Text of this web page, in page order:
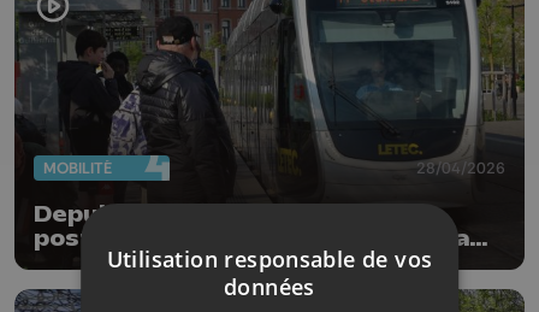
MOBILITÉ 28/04/2026
Depuis un an, la cabine du tram,
poste d'observation de la vie de la
Utilisation responsable de vos
données